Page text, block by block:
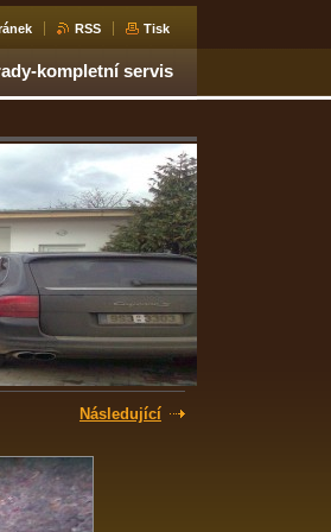
RSS Tisk
kompletní servis
Následující